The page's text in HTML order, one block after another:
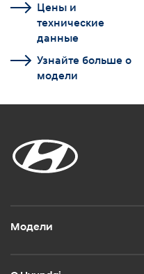
Цены и
технические
данные
Узнайте больше о
модели
Модели